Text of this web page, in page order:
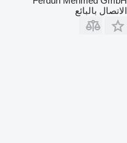
الاتصال بالبائع